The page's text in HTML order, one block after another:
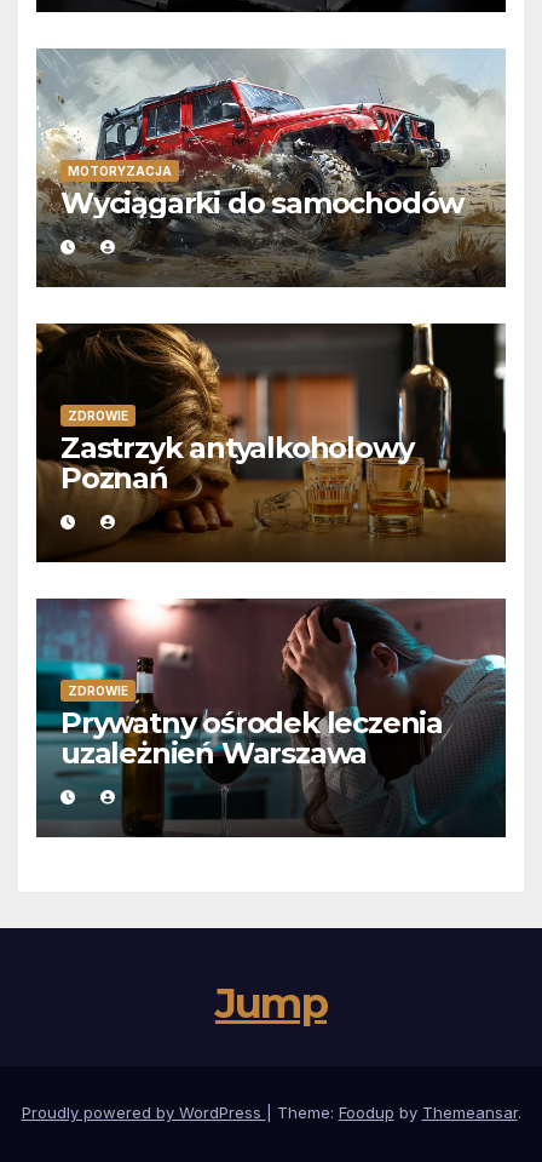
MOTORYZACJA
Wyciągarki do samochodów
ZDROWIE
Zastrzyk antyalkoholowy
Poznań
ZDROWIE
Prywatny ośrodek leczenia
uzależnień Warszawa
Jump
Proudly powered by WordPress Theme: Foodup by Themeansar.